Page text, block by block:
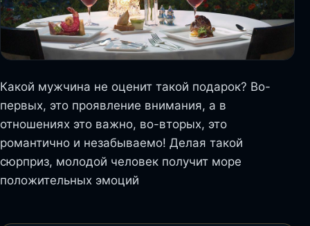
Какой мужчина не оценит такой подарок? Во-
первых, это проявление внимания, а в
отношениях это важно, во-вторых, это
романтично и незабываемо! Делая такой
сюрприз, молодой человек получит море
положительных эмоций